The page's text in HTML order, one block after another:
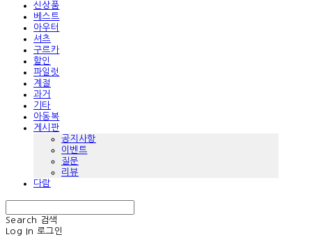
신상품
베스트
아우터
셔츠
구르카
할인
파일럿
계절
과거
기타
아동복
게시판
공지사항
이벤트
질문
리뷰
다람
Search
검색
Log In 로그인